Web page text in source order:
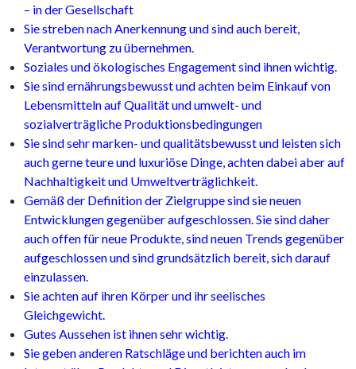
– in der Gesellschaft
Sie streben nach Anerkennung und sind auch bereit,
Verantwortung zu übernehmen.
Soziales und ökologisches Engagement sind ihnen wichtig.
Sie sind ernährungsbewusst und achten beim Einkauf von
Lebensmitteln auf Qualität und umwelt- und
sozialverträgliche Produktionsbedingungen
Sie sind sehr marken- und qualitätsbewusst und leisten sich
auch gerne teure und luxuriöse Dinge, achten dabei aber auf
Nachhaltigkeit und Umweltverträglichkeit.
Gemäß der Definition der Zielgruppe sind sie neuen
Entwicklungen gegenüber aufgeschlossen. Sie sind daher
auch offen für neue Produkte, sind neuen Trends gegenüber
aufgeschlossen und sind grundsätzlich bereit, sich darauf
einzulassen.
Sie achten auf ihren Körper und ihr seelisches
Gleichgewicht.
Gutes Aussehen ist ihnen sehr wichtig.
Sie geben anderen Ratschläge und berichten auch im